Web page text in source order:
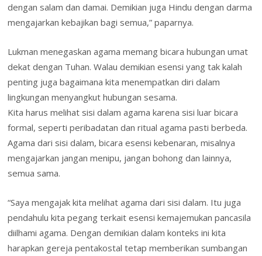
dengan salam dan damai. Demikian juga Hindu dengan darma
mengajarkan kebajikan bagi semua,” paparnya.
Lukman menegaskan agama memang bicara hubungan umat
dekat dengan Tuhan. Walau demikian esensi yang tak kalah
penting juga bagaimana kita menempatkan diri dalam
lingkungan menyangkut hubungan sesama.
Kita harus melihat sisi dalam agama karena sisi luar bicara
formal, seperti peribadatan dan ritual agama pasti berbeda.
Agama dari sisi dalam, bicara esensi kebenaran, misalnya
mengajarkan jangan menipu, jangan bohong dan lainnya,
semua sama.
“Saya mengajak kita melihat agama dari sisi dalam. Itu juga
pendahulu kita pegang terkait esensi kemajemukan pancasila
diilhami agama. Dengan demikian dalam konteks ini kita
harapkan gereja pentakostal tetap memberikan sumbangan